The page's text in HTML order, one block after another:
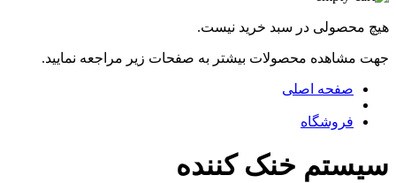
هیچ محصولی در سبد خرید نیست.
جهت مشاهده محصولات بیشتر به صفحات زیر مراجعه نمایید.
صفحه اصلی
فروشگاه
سیستم خنک کننده